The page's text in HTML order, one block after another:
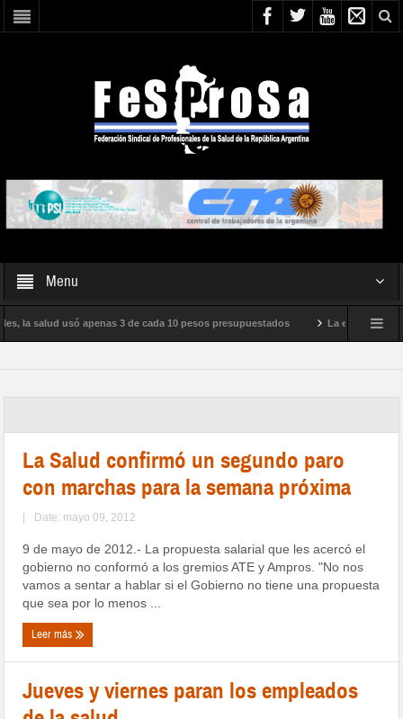
Menu
salud usó apenas 3 de cada 10 pesos presupuestados La epidemia de
La Salud confirmó un segundo paro
con marchas para la semana próxima
| Date: mayo 09, 2012
9 de mayo de 2012.- La propuesta salarial que les acercó el
gobierno no conformó a los gremios ATE y Ampros. "No nos
vamos a sentar a hablar si el Gobierno no tiene una propuesta
que sea por lo menos ...
Leer más
Jueves y viernes paran los empleados